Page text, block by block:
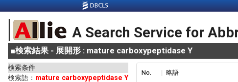
A Search Service for
■検索結果 - 展開形 : mature carboxypeptidase Y
検索条件
検索語： mature carboxypeptidase Y
No. 略語